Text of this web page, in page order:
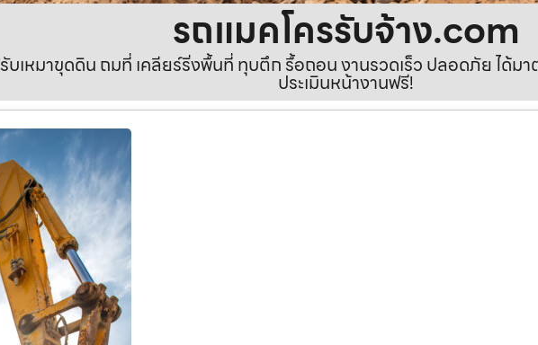
รถแมคโครรับจ้าง.com
รับเหมาขุดดิน ถมที่ เคลียร์ริ่งพื้นที่ ทุบตึก รื้อถอน งานรวดเร็ว ปลอดภัย ได้มา
ประเมินหน้างานฟรี!